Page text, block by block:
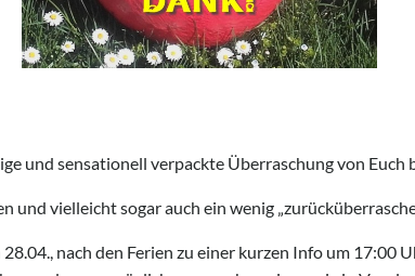
und sensationell verpackte Überraschung von Euch
und vielleicht sogar auch ein wenig
nach den Ferien zu einer kurzen Info um 17:00